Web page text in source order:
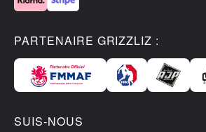
PARTENAIRE GRIZZLIZ :
SUIS-NOUS